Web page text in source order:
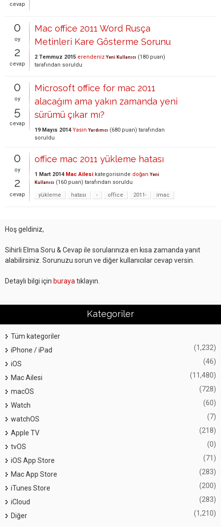
cevap
0
oy
2
cevap
Mac office 2011 Word Rusça
Metinleri Kare Gösterme Sorunu
2 Temmuz 2015 erendeniz Yeni Kullanıcı (180 puan)
tarafından soruldu
0
oy
5
cevap
Microsoft office for mac 2011
alacağım ama yakın zamanda yeni
sürümü çıkar mı?
19 Mayıs 2014 Yasin Yardımcı (680 puan) tarafından
soruldu
0
oy
2
cevap
office mac 2011 yükleme hatası
1 Mart 2014 Mac Ailesi kategorisinde doğan Yeni
Kullanıcı (160 puan) tarafından soruldu
yükleme
hatası - office 2011- imac
Hoş geldiniz,
Sihirli Elma Soru & Cevap ile sorularınıza en kısa zamanda yanıt
alabilirsiniz. Sorunuzu sorun ve diğer kullanıcılar cevap versin.
Detaylı bilgi için buraya tıklayın.
Kategoriler
Tüm kategoriler
iPhone / iPad
(1,232)
iOS (46)
Mac Ailesi (11,480)
macOS (728)
Watch (60)
watchOS (7)
Apple TV (218)
tvOS (0)
iOS App Store (71)
Mac App Store (283)
iTunes Store (200)
iCloud (283)
Diğer (1,210)